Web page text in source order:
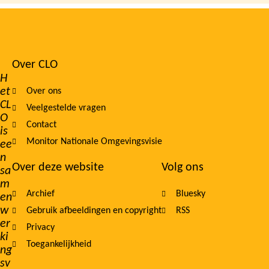
H
et
CL
O
is
ee
n
sa
m
en
w
er
ki
ng
sv
Footer
navigation
Over CLO
Over ons
Veelgestelde vragen
Contact
Monitor Nationale Omgevingsvisie
Over deze website
Archief
Gebruik afbeeldingen en copyright
Privacy
Toegankelijkheid
Volg ons
Bluesky
RSS